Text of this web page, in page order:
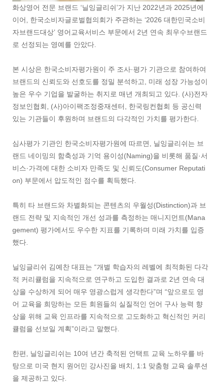
화상영어 전문 브랜드 ‘닐잉글리쉬’가 지난 2022년과 2025년에
이어, 한국소비자글로벌협의회가 주관하는 ‘2026 대한민국소비
자브랜드대상’ 영어교육서비스 부문에서 2년 연속 최우수브랜드
로 선정되는 영예를 안았다.
본 시상은 한국소비자평가원이 주 조사·평가 기관으로 참여하여
브랜드의 신뢰도와 선호도를 정밀 분석하고, 미래 성장 가능성이
높은 우수 기업을 발굴하는 취지로 매년 개최되고 있다. (사)전자
정보인협회, (사)아이팩조정중재센터, 한국링컨협회 등 공신력
있는 기관들이 후원하며 브랜드의 다각적인 가치를 평가한다.
심사평가 기관인 한국소비자평가원에 따르면, 닐잉글리쉬는 브
랜드 네이밍의 함축성과 기억 용이성(Naming)을 비롯해 품질·서
비스·가격에 대한 소비자 만족도 및 신뢰도(Consumer Reputati
on) 부문에서 압도적인 점수를 획득했다.
특히 타 브랜드와 차별화되는 콘텐츠의 우월성(Distinction)과 브
랜드 전략 및 지속적인 개선 성과를 측정하는 매니지먼트(Mana
gement) 평가에서도 우수한 지표를 기록하며 미래 가치를 입증
했다.
닐잉글리쉬 김예찬 대표는 “개별 학습자의 레벨에 최적화된 다각
적 커리큘럼을 지속적으로 연구하고 도입한 결과로 2년 연속 대
상을 수상하게 되어 매우 영광스럽게 생각한다”며 “앞으로도 영
어 교육을 희망하는 모든 회원들의 실질적인 언어 구사 능력 향
상을 위해 교육 인프라를 지속적으로 고도화하고 혁신적인 커리
큘럼을 선보일 계획”이라고 말했다.
한편, 닐잉글리쉬는 10여 년간 축적된 언택트 교육 노하우를 바
탕으로 미국 현지 원어민 강사진을 배치, 1:1 맞춤형 교육 솔루션
을 제공하고 있다.